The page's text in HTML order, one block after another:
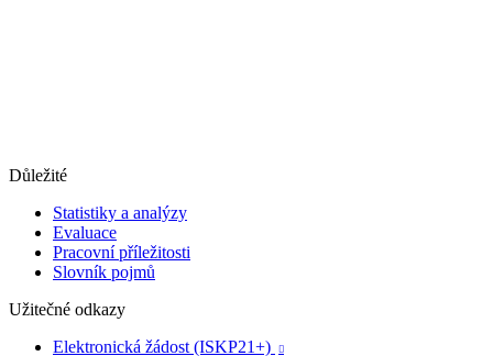
Důležité
Statistiky a analýzy
Evaluace
Pracovní příležitosti
Slovník pojmů
Užitečné odkazy
Elektronická žádost (ISKP21+)
